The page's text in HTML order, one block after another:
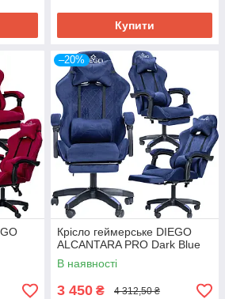
Купити
–20%
Крісло геймерське DIEGO
ALCANTARA PRO Dark Blue
В наявності
3 450 ₴ 4 312,50 ₴